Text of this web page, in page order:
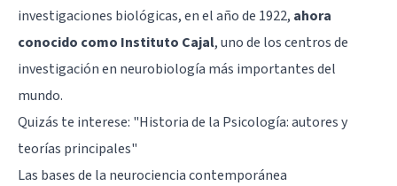
investigaciones biológicas, en el año de 1922, ahora
conocido como Instituto Cajal, uno de los centros de
investigación en neurobiología más importantes del
mundo.
Quizás te interese: "Historia de la Psicología: autores y
teorías principales"
Las bases de la neurociencia contemporánea